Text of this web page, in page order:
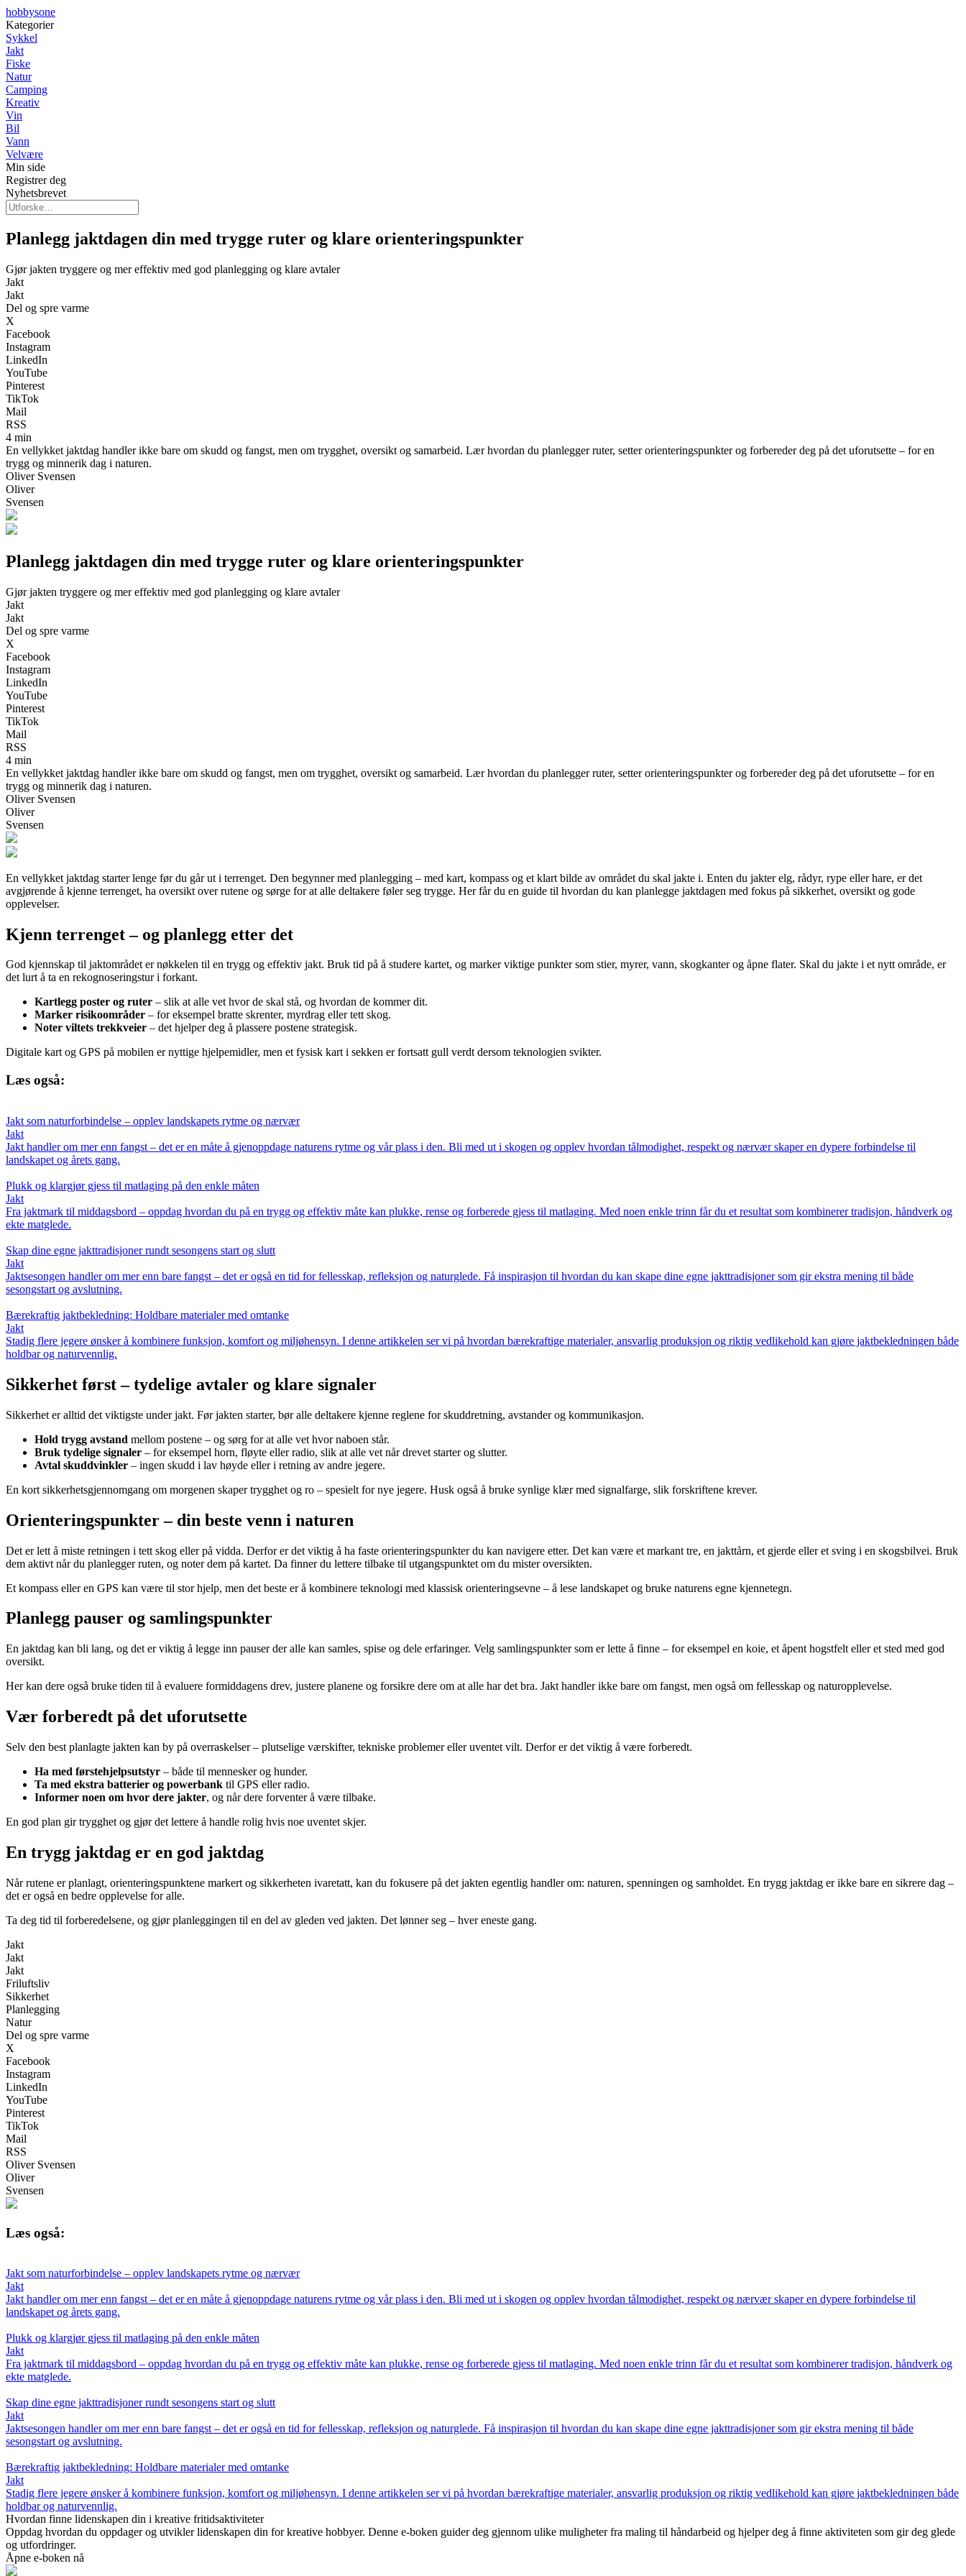
hobbysone
Kategorier
Sykkel
Jakt
Fiske
Natur
Camping
Kreativ
Vin
Bil
Vann
Velvære
Min side
Registrer deg
Nyhetsbrevet
Planlegg jaktdagen din med trygge ruter og klare orienteringspunkter
Gjør jakten tryggere og mer effektiv med god planlegging og klare avtaler
Jakt
Jakt
Del og spre varme
X
Facebook
Instagram
LinkedIn
YouTube
Pinterest
TikTok
Mail
RSS
4 min
En vellykket jaktdag handler ikke bare om skudd og fangst, men om trygghet, oversikt og samarbeid. Lær hvordan du planlegger ruter, setter orienteringspunkter og forbereder deg på det uforutsette – for en
trygg og minnerik dag i naturen.
Oliver Svensen
Oliver
Svensen
Planlegg jaktdagen din med trygge ruter og klare orienteringspunkter
Gjør jakten tryggere og mer effektiv med god planlegging og klare avtaler
Jakt
Jakt
Del og spre varme
X
Facebook
Instagram
LinkedIn
YouTube
Pinterest
TikTok
Mail
RSS
4 min
En vellykket jaktdag handler ikke bare om skudd og fangst, men om trygghet, oversikt og samarbeid. Lær hvordan du planlegger ruter, setter orienteringspunkter og forbereder deg på det uforutsette – for en
trygg og minnerik dag i naturen.
Oliver Svensen
Oliver
Svensen
En vellykket jaktdag starter lenge før du går ut i terrenget. Den begynner med planlegging – med kart, kompass og et klart bilde av området du skal jakte i. Enten du jakter elg, rådyr, rype eller hare, er det
avgjørende å kjenne terrenget, ha oversikt over rutene og sørge for at alle deltakere føler seg trygge. Her får du en guide til hvordan du kan planlegge jaktdagen med fokus på sikkerhet, oversikt og gode
opplevelser.
Kjenn terrenget – og planlegg etter det
God kjennskap til jaktområdet er nøkkelen til en trygg og effektiv jakt. Bruk tid på å studere kartet, og marker viktige punkter som stier, myrer, vann, skogkanter og åpne flater. Skal du jakte i et nytt område, er
det lurt å ta en rekognoseringstur i forkant.
Kartlegg poster og ruter – slik at alle vet hvor de skal stå, og hvordan de kommer dit.
Marker risikoområder – for eksempel bratte skrenter, myrdrag eller tett skog.
Noter viltets trekkveier – det hjelper deg å plassere postene strategisk.
Digitale kart og GPS på mobilen er nyttige hjelpemidler, men et fysisk kart i sekken er fortsatt gull verdt dersom teknologien svikter.
Læs også:
Jakt som naturforbindelse – opplev landskapets rytme og nærvær
Jakt
Jakt handler om mer enn fangst – det er en måte å gjenoppdage naturens rytme og vår plass i den. Bli med ut i skogen og opplev hvordan tålmodighet, respekt og nærvær skaper en dypere forbindelse til
landskapet og årets gang.
Plukk og klargjør gjess til matlaging på den enkle måten
Jakt
Fra jaktmark til middagsbord – oppdag hvordan du på en trygg og effektiv måte kan plukke, rense og forberede gjess til matlaging. Med noen enkle trinn får du et resultat som kombinerer tradisjon, håndverk og
ekte matglede.
Skap dine egne jakttradisjoner rundt sesongens start og slutt
Jakt
Jaktsesongen handler om mer enn bare fangst – det er også en tid for fellesskap, refleksjon og naturglede. Få inspirasjon til hvordan du kan skape dine egne jakttradisjoner som gir ekstra mening til både
sesongstart og avslutning.
Bærekraftig jaktbekledning: Holdbare materialer med omtanke
Jakt
Stadig flere jegere ønsker å kombinere funksjon, komfort og miljøhensyn. I denne artikkelen ser vi på hvordan bærekraftige materialer, ansvarlig produksjon og riktig vedlikehold kan gjøre jaktbekledningen både
holdbar og naturvennlig.
Sikkerhet først – tydelige avtaler og klare signaler
Sikkerhet er alltid det viktigste under jakt. Før jakten starter, bør alle deltakere kjenne reglene for skuddretning, avstander og kommunikasjon.
Hold trygg avstand mellom postene – og sørg for at alle vet hvor naboen står.
Bruk tydelige signaler – for eksempel horn, fløyte eller radio, slik at alle vet når drevet starter og slutter.
Avtal skuddvinkler – ingen skudd i lav høyde eller i retning av andre jegere.
En kort sikkerhetsgjennomgang om morgenen skaper trygghet og ro – spesielt for nye jegere. Husk også å bruke synlige klær med signalfarge, slik forskriftene krever.
Orienteringspunkter – din beste venn i naturen
Det er lett å miste retningen i tett skog eller på vidda. Derfor er det viktig å ha faste orienteringspunkter du kan navigere etter. Det kan være et markant tre, en jakttårn, et gjerde eller et sving i en skogsbilvei. Bruk
dem aktivt når du planlegger ruten, og noter dem på kartet. Da finner du lettere tilbake til utgangspunktet om du mister oversikten.
Et kompass eller en GPS kan være til stor hjelp, men det beste er å kombinere teknologi med klassisk orienteringsevne – å lese landskapet og bruke naturens egne kjennetegn.
Planlegg pauser og samlingspunkter
En jaktdag kan bli lang, og det er viktig å legge inn pauser der alle kan samles, spise og dele erfaringer. Velg samlingspunkter som er lette å finne – for eksempel en koie, et åpent hogstfelt eller et sted med god
oversikt.
Her kan dere også bruke tiden til å evaluere formiddagens drev, justere planene og forsikre dere om at alle har det bra. Jakt handler ikke bare om fangst, men også om fellesskap og naturopplevelse.
Vær forberedt på det uforutsette
Selv den best planlagte jakten kan by på overraskelser – plutselige værskifter, tekniske problemer eller uventet vilt. Derfor er det viktig å være forberedt.
Ha med førstehjelpsutstyr – både til mennesker og hunder.
Ta med ekstra batterier og powerbank til GPS eller radio.
Informer noen om hvor dere jakter, og når dere forventer å være tilbake.
En god plan gir trygghet og gjør det lettere å handle rolig hvis noe uventet skjer.
En trygg jaktdag er en god jaktdag
Når rutene er planlagt, orienteringspunktene markert og sikkerheten ivaretatt, kan du fokusere på det jakten egentlig handler om: naturen, spenningen og samholdet. En trygg jaktdag er ikke bare en sikrere dag –
det er også en bedre opplevelse for alle.
Ta deg tid til forberedelsene, og gjør planleggingen til en del av gleden ved jakten. Det lønner seg – hver eneste gang.
Jakt
Jakt
Jakt
Friluftsliv
Sikkerhet
Planlegging
Natur
Del og spre varme
X
Facebook
Instagram
LinkedIn
YouTube
Pinterest
TikTok
Mail
RSS
Oliver Svensen
Oliver
Svensen
Læs også:
Jakt som naturforbindelse – opplev landskapets rytme og nærvær
Jakt
Jakt handler om mer enn fangst – det er en måte å gjenoppdage naturens rytme og vår plass i den. Bli med ut i skogen og opplev hvordan tålmodighet, respekt og nærvær skaper en dypere forbindelse til
landskapet og årets gang.
Plukk og klargjør gjess til matlaging på den enkle måten
Jakt
Fra jaktmark til middagsbord – oppdag hvordan du på en trygg og effektiv måte kan plukke, rense og forberede gjess til matlaging. Med noen enkle trinn får du et resultat som kombinerer tradisjon, håndverk og
ekte matglede.
Skap dine egne jakttradisjoner rundt sesongens start og slutt
Jakt
Jaktsesongen handler om mer enn bare fangst – det er også en tid for fellesskap, refleksjon og naturglede. Få inspirasjon til hvordan du kan skape dine egne jakttradisjoner som gir ekstra mening til både
sesongstart og avslutning.
Bærekraftig jaktbekledning: Holdbare materialer med omtanke
Jakt
Stadig flere jegere ønsker å kombinere funksjon, komfort og miljøhensyn. I denne artikkelen ser vi på hvordan bærekraftige materialer, ansvarlig produksjon og riktig vedlikehold kan gjøre jaktbekledningen både
holdbar og naturvennlig.
Hvordan finne lidenskapen din i kreative fritidsaktiviteter
Oppdag hvordan du oppdager og utvikler lidenskapen din for kreative hobbyer. Denne e-boken guider deg gjennom ulike muligheter fra maling til håndarbeid og hjelper deg å finne aktiviteten som gir deg glede
og utfordringer.
Åpne e-boken nå